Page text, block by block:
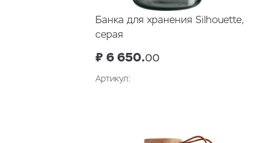
Банка для хранения Silhouette,
серая
₽ 6 650.00
Артикул: